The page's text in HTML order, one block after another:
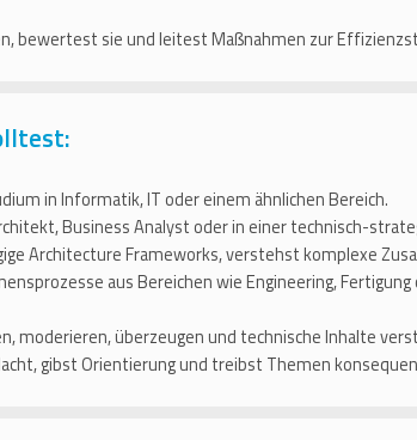
bewertest sie und leitest Maßnahmen zur
in Informatik, IT oder einem ähnlichen Bereich.
Business Analyst oder in einer technisch-
Architecture Frameworks, verstehst komplexe
aus Bereichen wie Engineering,
moderieren, überzeugen und technische Inhalte
gibst Orientierung und treibst Themen